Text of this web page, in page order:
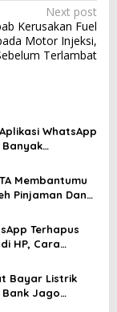
Next post
Kerusakan Fuel
Motor Injeksi,
Terlambat
WhatsApp
Membantumu
Pinjaman Dana
Terhapus
HP, Cara
Bayar Listrik
Bank Jago